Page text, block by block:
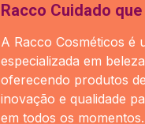
Racco Cuidado
A Racco Cosméticos é
especializada em
oferecendo produtos
inovação e qualidade
em todos os momentos.